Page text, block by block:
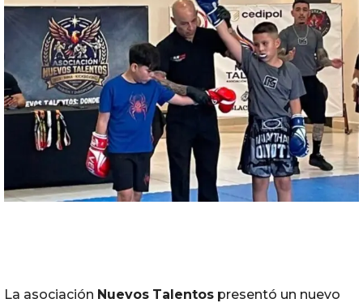
La asociación Nuevos Talentos presentó un nuevo